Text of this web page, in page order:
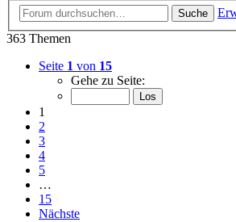
Suche
363 Themen
Seite 1 von 15
Gehe zu Seite:
1
2
3
4
5
…
15
Nächste